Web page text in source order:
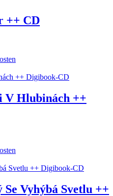
++ CD
V Hlubinách ++
Vyhýbá Svetlu ++